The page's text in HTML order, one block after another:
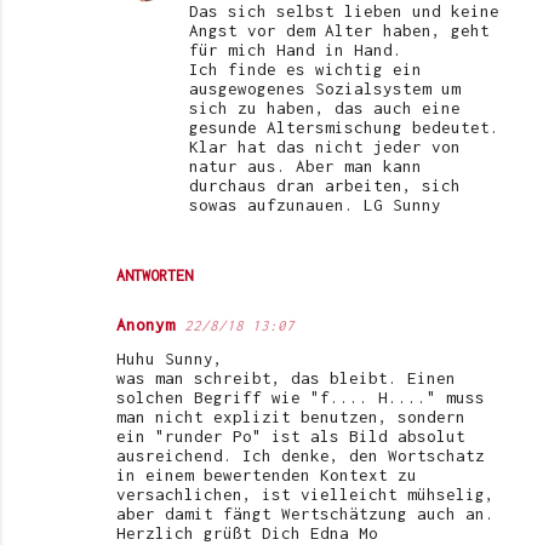
ANTWORTEN
Das sich selbst lieben und keine
Angst vor dem Alter haben, geht
für mich Hand in Hand.
Ich finde es wichtig ein
ausgewogenes Sozialsystem um
sich zu haben, das auch eine
gesunde Altersmischung bedeutet.
Klar hat das nicht jeder von
natur aus. Aber man kann
durchaus dran arbeiten, sich
sowas aufzunauen. LG Sunny
Anonym 22/8/18 13:07
Huhu Sunny,
was man schreibt, das bleibt. Einen
solchen Begriff wie "f.... H...." muss
man nicht explizit benutzen, sondern
ein "runder Po" ist als Bild absolut
ausreichend. Ich denke, den Wortschatz
in einem bewertenden Kontext zu
versachlichen, ist vielleicht mühselig,
aber damit fängt Wertschätzung auch an.
Herzlich grüßt Dich Edna Mo